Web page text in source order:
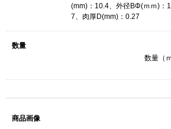
(mm)：10.4、外径BΦ(ｍｍ)：
7、肉厚D(mm)：0.27
数量（